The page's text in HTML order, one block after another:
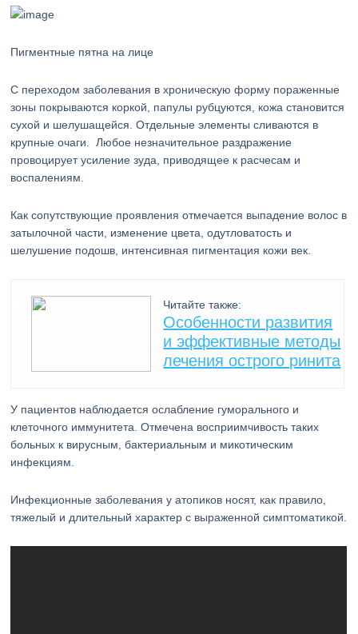
Пигментные пятна на лице
С переходом заболевания в хроническую форму пораженные
зоны покрываются коркой, папулы рубцуются, кожа становится
сухой и шелушащейся. Отдельные элементы сливаются в
крупные очаги. Любое незначительное раздражение
провоцирует усиление зуда, приводящее к расчесам и
воспалениям.
Как сопутствующие проявления отмечается выпадение волос в
затылочной части, изменение цвета, одутловатость и
шелушение подошв, интенсивная пигментация кожи век.
Читайте также:
Особенности развития
и эффективные методы
лечения острого ринита
У пациентов наблюдается ослабление гуморального и
клеточного иммунитета. Отмечена восприимчивость таких
больных к вирусным, бактериальным и микотическим
инфекциям.
Инфекционные заболевания у атопиков носят, как правило,
тяжелый и длительный характер с выраженной симптоматикой.